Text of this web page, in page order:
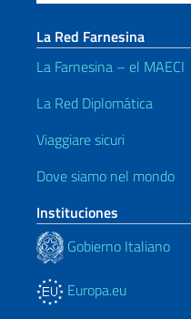
La Red Farnesina
La Farnesina – el MAECI
La Red Diplomática
Viaggiare sicuri
Dove siamo nel mondo
Instituciones
Gobierno Italiano
Europa.eu